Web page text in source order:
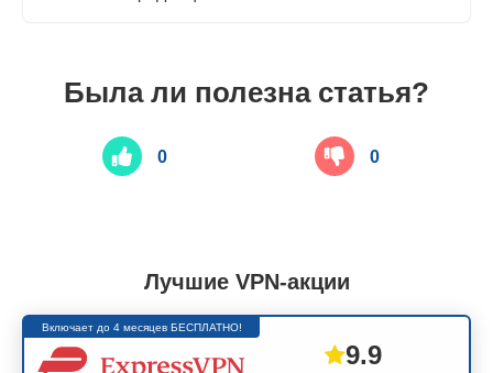
Была ли полезна статья?
0 0
Лучшие VPN-акции
Включает до 4 месяцев БЕСПЛАТНО!
9.9